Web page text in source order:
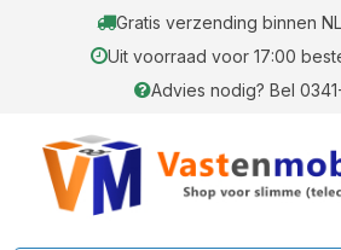
Gratis verzending binnen
Uit voorraad voor 17:00
Advies nodig? Bel